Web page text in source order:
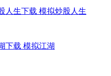
模拟炒股人生
模拟江湖